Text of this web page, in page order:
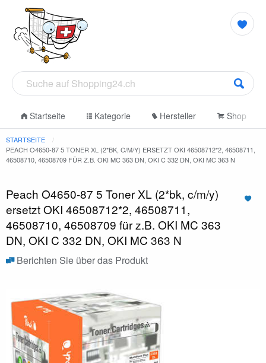
Startseite Kategorie Hersteller Shop
STARTSEITE
PEACH O4650-87 5 TONER XL (2*BK, C/M/Y) ERSETZT OKI 46508712*2, 46508711,
46508710, 46508709 FÜR Z.B. OKI MC 363 DN, OKI C 332 DN, OKI MC 363 N
Peach O4650-87 5 Toner XL (2*bk, c/m/y)
ersetzt OKI 46508712*2, 46508711,
46508710, 46508709 für z.B. OKI MC 363
DN, OKI C 332 DN, OKI MC 363 N
Berichten Sie über das Produkt